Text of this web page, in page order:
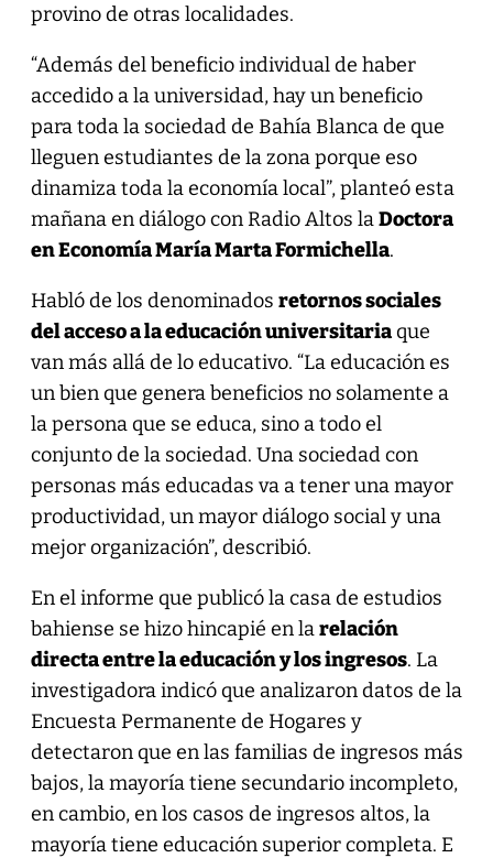
provino de otras localidades.
“Además del beneficio individual de haber
accedido a la universidad, hay un beneficio
para toda la sociedad de Bahía Blanca de que
lleguen estudiantes de la zona porque eso
dinamiza toda la economía local”, planteó esta
mañana en diálogo con Radio Altos laDoctora
en Economía María Marta Formichella.
Habló de los denominados retornos sociales
del acceso a la educación universitariaque
van más allá de lo educativo. “La educación es
un bien que genera beneficios no solamente a
la persona que se educa, sino a todo el
conjunto de la sociedad. Una sociedad con
personas más educadas va a tener una mayor
productividad, un mayor diálogo social y una
mejor organización”, describió.
En el informe que publicó la casa de estudios
bahiense se hizo hincapié en larelación
directa entre la educación y los ingresos. La
investigadora indicó que analizaron datos de la
Encuesta Permanente de Hogares y
detectaron que en las familias de ingresos más
bajos, la mayoría tiene secundario incompleto,
en cambio, en los casos de ingresos altos, la
mayoría tiene educación superior completa. E